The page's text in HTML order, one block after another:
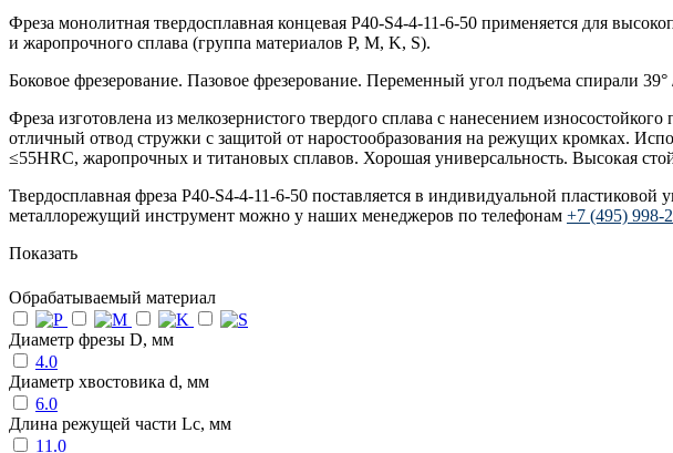
Фреза монолитная твердосплавная концевая P40-S4-4-11-6-50 применяется для
и жаропрочного сплава (группа материалов P, M, K, S).
Боковое фрезерование. Пазовое фрезерование. Переменный угол подъема спирали
Фреза изготовлена из мелкозернистого твердого сплава с нанесением
отличный отвод стружки с защитой от наростообразования на режущих кромках.
≤55HRC, жаропрочных и титановых сплавов. Хорошая универсальность. Высокая
Твердосплавная фреза P40-S4-4-11-6-50 поставляется в индивидуальной
металлорежущий инструмент можно у наших менеджеров по телефонам +7 (495) 998-
Показать
Обрабатываемый материал
Диаметр фрезы D, мм
4.0
Диаметр хвостовика d, мм
6.0
Длина режущей части Lc, мм
11.0